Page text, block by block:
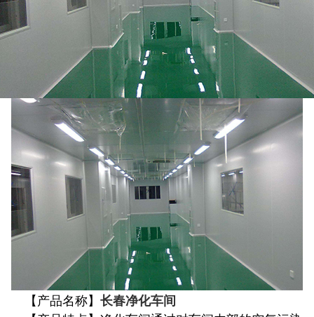
【产品名称】 长春净化车间